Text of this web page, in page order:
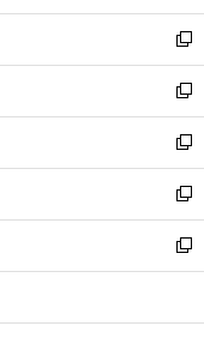
開
く
ウ
で
開
く
ン
ド
ウ
で
開
く
ウ
ィ
ン
ド
ウ
で
開
く
新
し
い
ウ
ィ
ン
ド
ウ
で
開
新
し
い
ウ
ィ
ン
ド
ウ
開
新
し
い
ウ
ィ
ン
ウ
新
し
い
ウ
ン
新
し
ウ